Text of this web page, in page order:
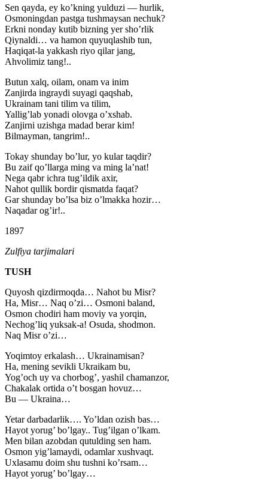
Sen qayda, ey ko’kning yulduzi — hurlik,
Osmoningdan pastga tushmaysan nechuk?
Erkni nonday kutib bizning yer sho’rlik
Qiynaldi… va hamon quyuqlashib tun,
Haqiqat-la yakkash riyo qilar jang,
Ahvolimiz tang!..
Butun xalq, oilam, onam va inim
Zanjirda ingraydi suyagi qaqshab,
Ukrainam tani tilim va tilim,
Yallig’lab yonadi olovga o’xshab.
Zanjirni uzishga madad berar kim!
Bilmayman, tangrim!..
Tokay shunday bo’lur, yo kular taqdir?
Bu zaif qo’llarga ming va ming la’nat!
Nega qabr ichra tug’ildik axir,
Nahot qullik bordir qismatda faqat?
Gar shunday bo’lsa biz o’lmakka hozir…
Naqadar og’ir!..
1897
Zulfiya tarjimalari
TUSH
Quyosh qizdirmoqda… Nahot bu Misr?
Ha, Misr… Naq o’zi… Osmoni baland,
Osmon chodiri ham moviy va yorqin,
Nechog’liq yuksak-a! Osuda, shodmon.
Naq Misr o’zi…
Yoqimtoy erkalash… Ukrainamisan?
Ha, mening sevikli Ukraikam bu,
Yog’och uy va chorbog’, yashil chamanzor,
Chakalak ortida o’t bosgan hovuz…
Bu — Ukraina…
Yetar darbadarlik…. Yo’ldan ozish bas…
Hayot yorug’ bo’lgay.. Tug’ilgan o’lkam.
Men bilan azobdan qutulding sen ham.
Osmon yig’lamaydi, odamlar xushvaqt.
Uxlasamu doim shu tushni ko’rsam…
Hayot yorug’ bo’lgay…